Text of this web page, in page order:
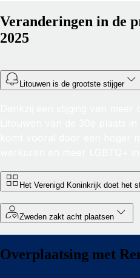
Veranderingen in de
2025
Litouwen is de grootste stijger
Het Verenigd Koninkrijk doet het
Zweden zakt acht plaatsen
Overplaatsing met